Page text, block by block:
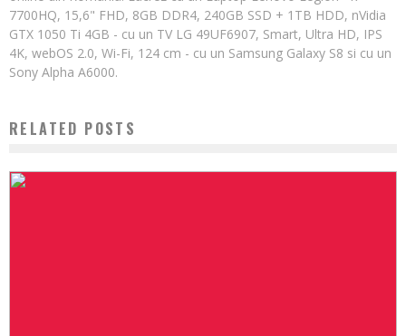
7700HQ, 15,6" FHD, 8GB DDR4, 240GB SSD + 1TB HDD, nVidia
GTX 1050 Ti 4GB - cu un TV LG 49UF6907, Smart, Ultra HD, IPS
4K, webOS 2.0, Wi-Fi, 124 cm - cu un Samsung Galaxy S8 si cu un
Sony Alpha A6000.
RELATED POSTS